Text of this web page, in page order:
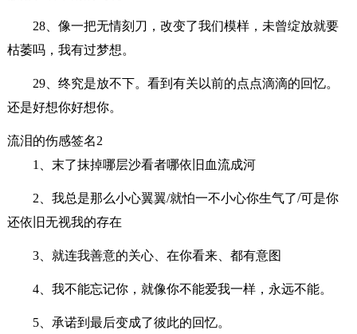
28、像一把无情刻刀，改变了我们模样，未曾绽放就要
枯萎吗，我有过梦想。
29、终究是放不下。看到有关以前的点点滴滴的回忆。
还是好想你好想你。
流泪的伤感签名2
1、末了抹掉哪层沙看者哪依旧血流成河
2、我总是那么小心翼翼/就怕一不小心你生气了/可是你
还依旧无视我的存在
3、就连我善意的关心、在你看来、都有意图
4、我不能忘记你，就像你不能爱我一样，永远不能。
5、承诺到最后变成了彼此的回忆。